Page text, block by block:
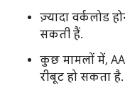
ज़्यादा वर्कलोड
सकती हैं.
कुछ मामलों में,
रीबूट हो सकता है.